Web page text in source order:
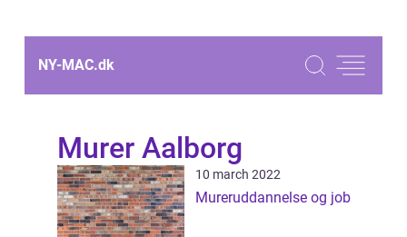
NY-MAC.dk
Murer Aalborg
10 march 2022
Mureruddannelse og job